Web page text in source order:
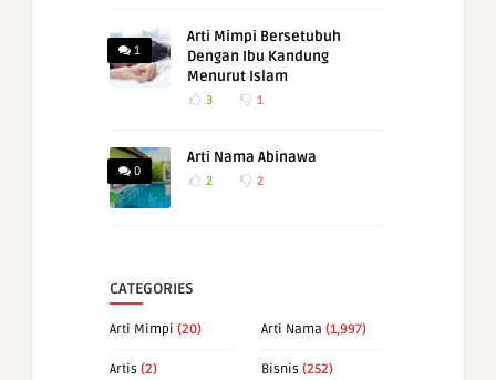
1
Arti Mimpi Bersetubuh
Dengan Ibu Kandung
Menurut Islam
3 1
0
Arti Nama Abinawa
2 2
CATEGORIES
Arti Mimpi (20) Arti Nama (1,997)
Artis (2) Bisnis (252)